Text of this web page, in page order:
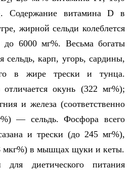
. Содержание витаминаD в
жирной сельди колеблется
до 6000 мг%. Весьма богаты
карп, угорь, сардины,
в жире трески и тунца.
окунь (322 мг%);
и железа (соответственно
— сельдь. Фосфора всего
и трески (до 245 мг%),
мкг%) в мышцах щуки и кеты.
диетического питания